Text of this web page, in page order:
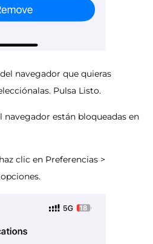
navegador que quieras
Pulsa Listo.
navegador están bloqueadas en
clic en Preferencias >